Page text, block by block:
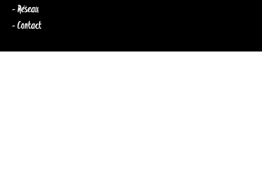
- Réseau
- Contact